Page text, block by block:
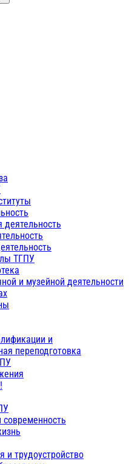
ТГПУ
и музейной деятельности
и
переподготовка
и трудоустройство